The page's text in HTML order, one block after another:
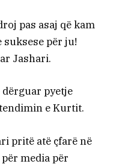
pas asaj që kam
suksese për ju!
Jashari.
pyetje
e Kurtit.
pritë atë çfarë në
media për